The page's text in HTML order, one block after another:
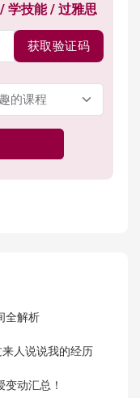
学技能 / 过雅思
获取验证码
全解析
人说说我的经历
动汇总！